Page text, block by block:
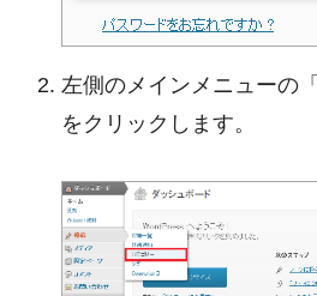
左側のメインメニューの
をクリックします。